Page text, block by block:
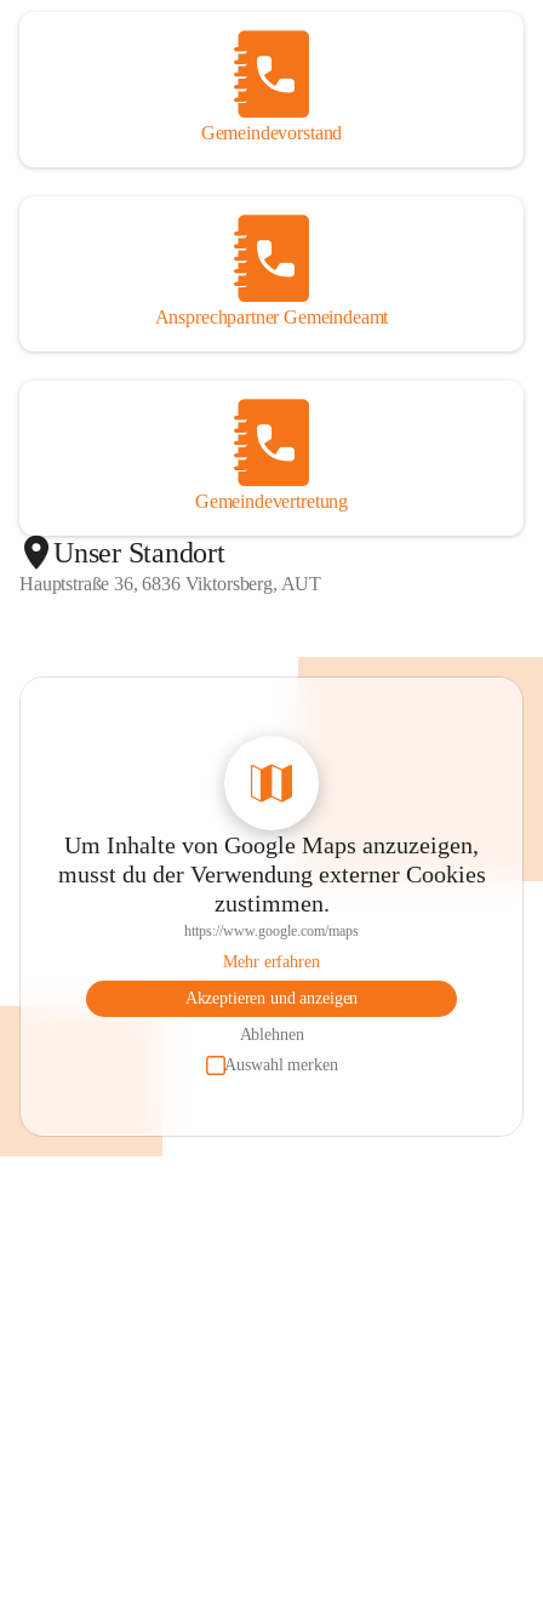
Gemeindevorstand
Ansprechpartner Gemeindeamt
Gemeindevertretung
Unser Standort
Hauptstraße 36, 6836 Viktorsberg, AUT
Um Inhalte von Google Maps anzuzeigen,
musst du der Verwendung externer Cookies
zustimmen.
https://www.google.com/maps
Mehr erfahren
Akzeptieren und anzeigen
Ablehnen
Auswahl merken